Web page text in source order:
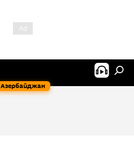
Азербайджан